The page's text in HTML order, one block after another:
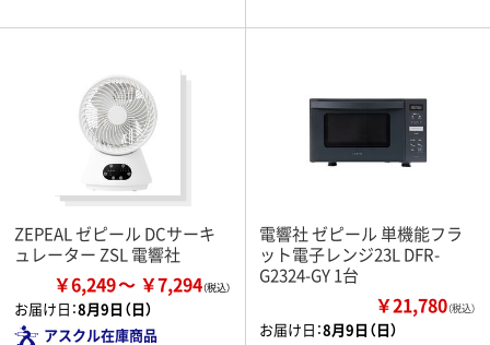
ZEPEAL ゼピール DCサーキ
ュレーター ZSL 電響社
￥6,249 ￥7,294
お届け日：8月9日（日）
アスクル在庫商品
電響社 ゼピール 単機能フラ
ット電子レンジ23L DFR-
G2324-GY 1台
￥21,780（税込）
お届け日：8月9日（日）